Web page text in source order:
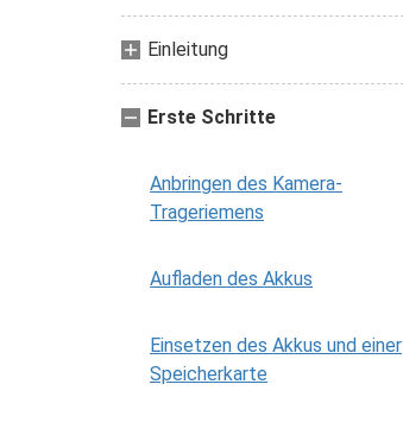
Einleitung
Erste Schritte
Anbringen des Kamera-
Trageriemens
Aufladen des Akkus
Einsetzen des Akkus und einer
Speicherkarte